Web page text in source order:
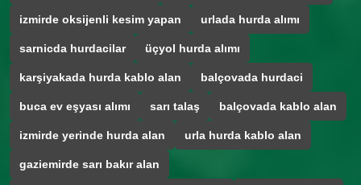
izmirde oksijenli kesim yapan urlada hurda alımı
sarnicda hurdacilar üçyol hurda alımı
karşiyakada hurda kablo alan balçovada hurdaci
buca ev eşyası alımı sarı talaş balçovada kablo alan
izmirde yerinde hurda alan urla hurda kablo alan
gaziemirde sarı bakır alan